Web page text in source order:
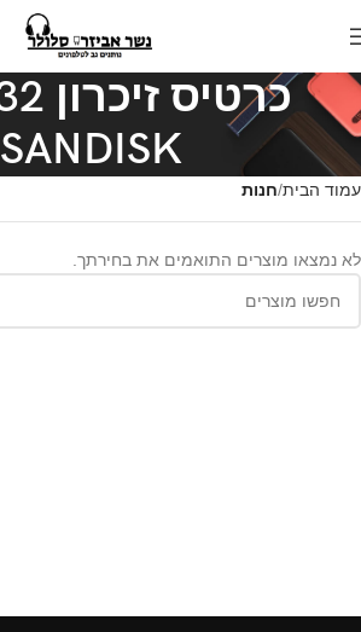
SANDISK
עמוד הבית חנות
לא נמצאו מוצרים התואמים את בחירתך.